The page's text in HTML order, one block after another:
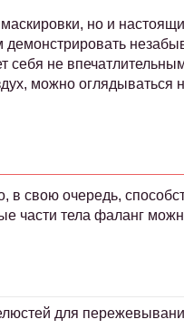
но и
демонстрировать
себя не
можно оглядываться
в свою очередь,
части тела фаланг
для